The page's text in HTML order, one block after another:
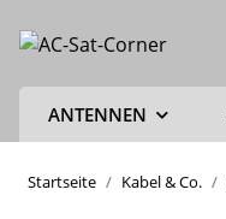
ANTENNEN
Startseite Kabel & Co.